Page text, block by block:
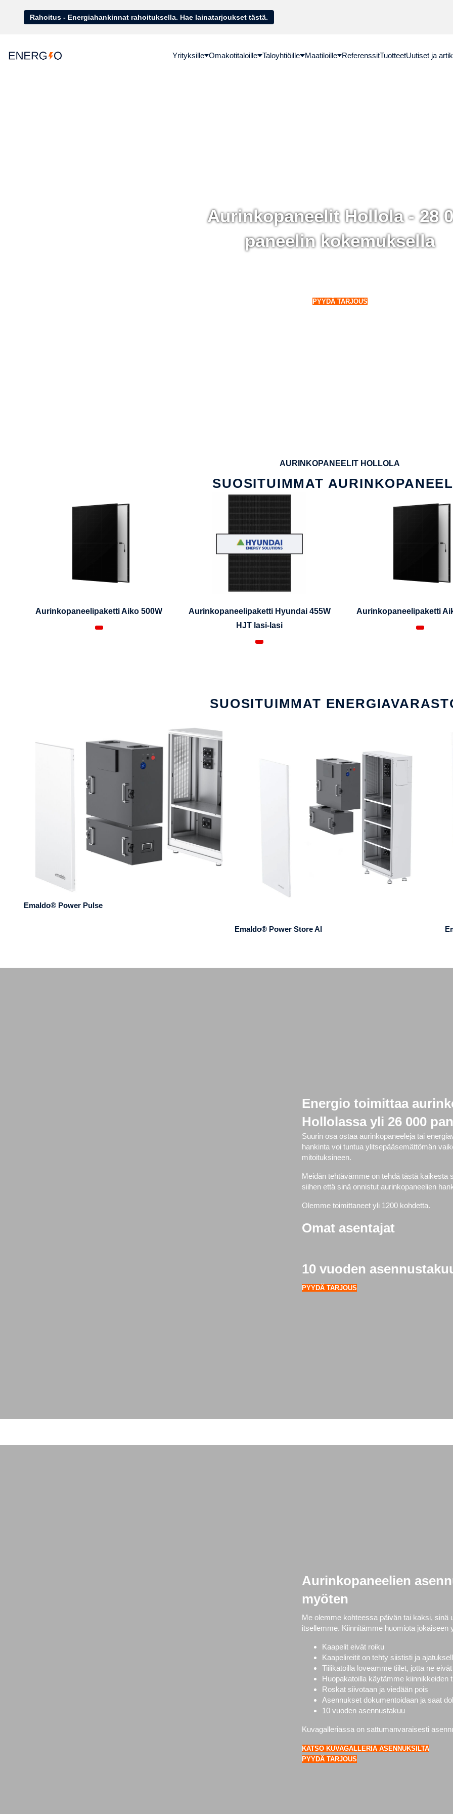
Rahoitus - Energiahankinnat rahoituksella. Hae lainatarjoukset tästä.
Yrityksille Omakotitaloille Taloyhtiöille Maatiloille ReferenssitTuotteetUutiset ja
Aurinkopaneelit Hollola - 28
paneelin kokemuksella
PYYDÄ TARJOUS
AURINKOPANEELIT HOLLOLA
SUOSITUIMMAT
Aurinkopaneelipaketti Aiko 500W
Aurinkopaneelipaketti Hyundai 455W
HJT lasi-lasi
Aurinkopaneelipaketti
SUOSITUIMMAT
Emaldo® Power Pulse
Emaldo® Power Store AI
Energio toimittaa
Hollolassa yli 26 000
Suurin osa ostaa aurinkopaneeleja tai
hankinta voi tuntua ylitsepääsemättömän
mitoituksineen.
Meidän tehtävämme on tehdä tästä kaikesta
siihen että sinä onnistut aurinkopaneelien
Olemme toimittaneet yli 1200 kohdetta.
Omat asentajat
10 vuoden
PYYDÄ TARJOUS
Aurinkopaneelien
myöten
Me olemme kohteessa päivän tai kaksi,
itsellemme. Kiinnitämme huomiota
Kaapelit eivät roiku
Kaapelireitit on tehty siististi ja
Tiilikatoilla loveamme tiilet, jotta ne
Huopakatoilla käytämme
Roskat siivotaan ja viedään pois
Asennukset dokumentoidaan ja saat
10 vuoden asennustakuu
Kuvagalleriassa on sattumanvaraisesti
KATSO KUVAGALLERIA ASENNUKSILTA
PYYDÄ TARJOUS